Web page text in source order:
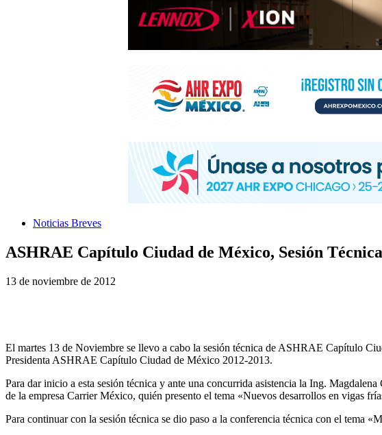
Noticias Breves
ASHRAE Capítulo Ciudad de México, Sesión
13 de noviembre de 2012
El martes 13 de Noviembre se llevo a cabo la sesión técnica de ASHRAE Capítulo
Presidenta ASHRAE Capítulo Ciudad de México 2012-2013.
Para dar inicio a esta sesión técnica y ante una concurrida asistencia la Ing.
de la empresa Carrier México, quién presento el tema «Nuevos desarrollos en vigas
Para continuar con la sesión técnica se dio paso a la conferencia técnica con el tema